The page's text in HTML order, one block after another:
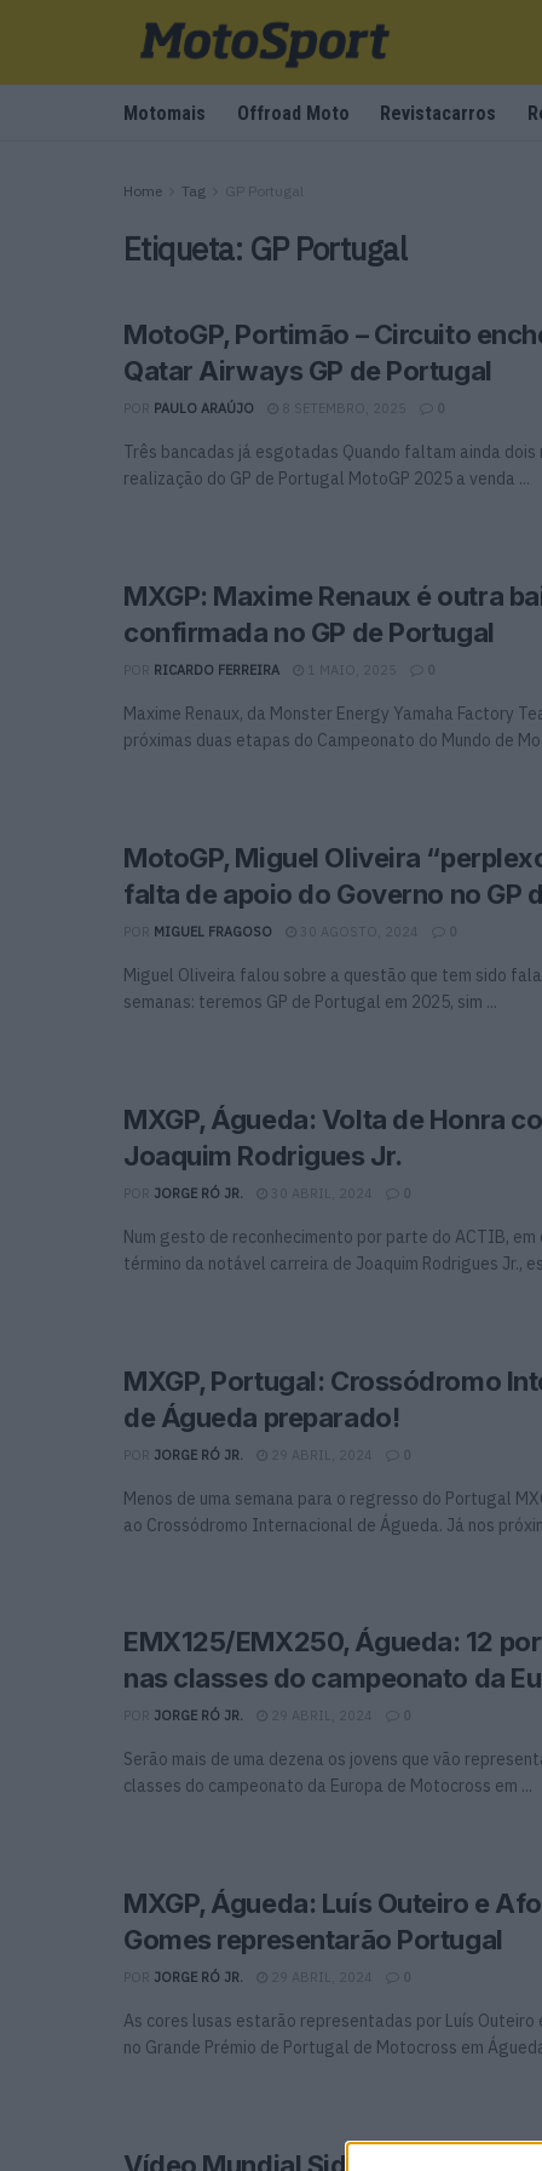
Motomais Offroad Moto Revistacarros
Home Tag GP Portugal
Etiqueta: GP Portugal
MotoGP, Portimão – Circuito
Qatar Airways GP de Portugal
PAULO ARAÚJO 8 SETEMBRO, 2025 0
Três bancadas já esgotadas Quando faltam ainda dois
realização do GP de Portugal MotoGP 2025 a venda ...
MXGP: Maxime Renaux é outra
confirmada no GP de Portugal
RICARDO FERREIRA 1 MAIO, 2025 0
Maxime Renaux, da Monster Energy Yamaha Factory
próximas duas etapas do Campeonato do Mundo de
MotoGP, Miguel Oliveira
falta de apoio do Governo no GP
MIGUEL FRAGOSO 30 AGOSTO, 2024 0
Miguel Oliveira falou sobre a questão que tem sido
semanas: teremos GP de Portugal em 2025, sim ...
MXGP, Águeda: Volta de Honra
Joaquim Rodrigues Jr.
JORGE RÓ JR. 30 ABRIL, 2024 0
Num gesto de reconhecimento por parte do ACTIB,
término da notável carreira de Joaquim Rodrigues Jr.,
MXGP, Portugal: Crossódromo
de Águeda preparado!
JORGE RÓ JR. 29 ABRIL, 2024 0
Menos de uma semana para o regresso do Portugal
ao Crossódromo Internacional de Águeda. Já nos
EMX125/EMX250, Águeda: 12
nas classes do campeonato da
JORGE RÓ JR. 29 ABRIL, 2024 0
Serão mais de uma dezena os jovens que vão
classes do campeonato da Europa de Motocross em ...
MXGP, Águeda: Luís Outeiro e
Gomes representarão Portugal
JORGE RÓ JR. 29 ABRIL, 2024 0
As cores lusas estarão representadas por Luís Outeiro
no Grande Prémio de Portugal de Motocross em